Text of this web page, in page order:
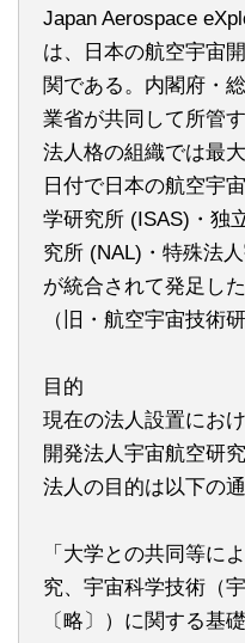
Japan Aerospace
は、日本の航空宇宙
関である。内閣府・
業省が共同して所管
法人格の組織では最
日付で日本の航空宇
学研究所 (ISAS)・独
究所 (NAL)・特殊法
が統合されて発足し
（旧・航空宇宙技術
目的
現在の法人設置にお
開発法人宇宙航空研
法人の目的は以下の通
「大学との共同等に
究、宇宙科学技術（
〔略〕）に関する基